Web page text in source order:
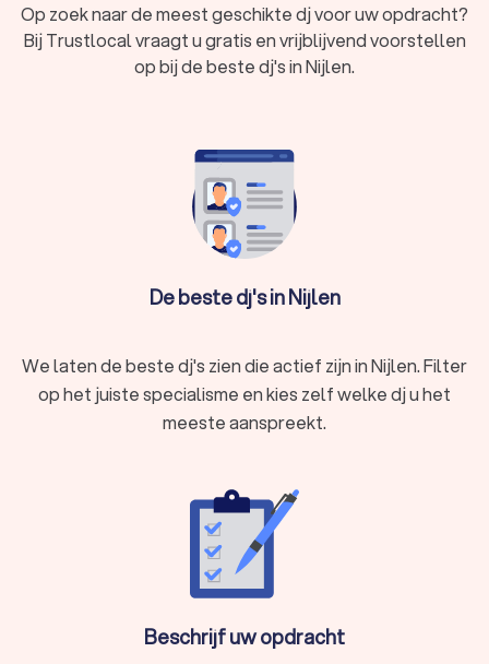
creëren met loungemuziek of terug in de tijd met (foute)
klassiekers uit de 70's, 80's of 90's? Een ervaren dj speelt in
op al uw wensen en creëert de juiste sfeer voor uw
thema en denkt mee over de aankleding.
Sommige dj's bieden professionele licht- en
lasershows, rookmachines, led-walls en special effects
voor een unieke beleving.
Zin in een interactieve avond? Op verzoek
professionele microfoons, tekstschermen en een
violist of percussionist voor een exclusieve en
dynamische ervaring.
De dj kan zorgen voor extra's als confetti,
glowsticks of andere feestartikelen voor een
gasten draadloze koptelefoons en laat hen kiezen
tussen meerdere muziekstijlen.
Speciale verzoeknummers:Laat gasten vooraf hun
favoriete nummers doorgeven voor een
gepersonaliseerde setlist.
opnamen te nemen vanaf de dj-booth, zodat u de
Op zoek naar de meest geschikte dj voor uw opdracht?
Bij Trustlocal vraagt u gratis en vrijblijvend voorstellen
op bij de beste dj's in Nijlen.
De beste dj's in Nijlen
We laten de beste dj's zien die actief zijn in Nijlen. Filter
op het juiste specialisme en kies zelf welke dj u het
meeste aanspreekt.
Beschrijf uw opdracht